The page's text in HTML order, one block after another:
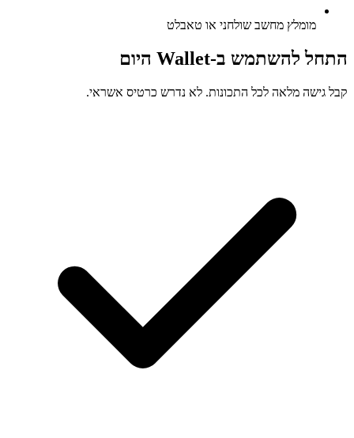
מומלץ מחשב שולחני או טאבלט
התחל להשתמש ב-Wallet היום
קבל גישה מלאה לכל התכונות. לא נדרש כרטיס אשראי.